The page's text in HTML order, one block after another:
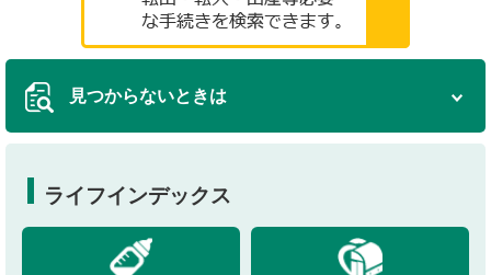
見つからないときは
ライフインデックス